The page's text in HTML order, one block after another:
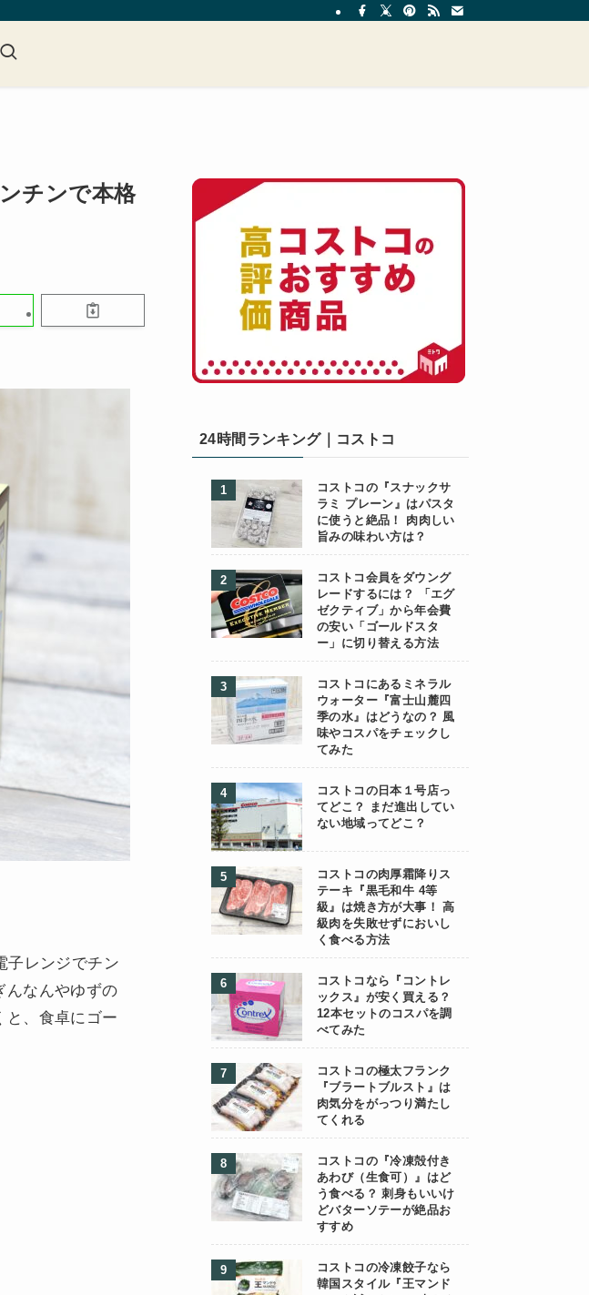
チンで本格
子レンジでチン
んなんやゆずの
、食卓にゴー
24時間ランキング｜コストコ
コストコの『スナックサ
ラミ プレーン』はパスタ
に使うと絶品！ 肉肉しい
旨みの味わい方は？
コストコ会員をダウング
レードするには？ 「エグ
ゼクティブ」から年会費
の安い「ゴールドスタ
ー」に切り替える方法
コストコにあるミネラル
ウォーター『富士山麓四
季の水』はどうなの？ 風
味やコスパをチェックし
てみた
コストコの日本１号店っ
てどこ？ まだ進出してい
ない地域ってどこ？
コストコの肉厚霜降りス
テーキ『黒毛和牛 4等
級』は焼き方が大事！ 高
級肉を失敗せずにおいし
く食べる方法
コストコなら『コントレ
ックス』が安く買える？
12本セットのコスパを調
べてみた
コストコの極太フランク
『ブラートブルスト』は
肉気分をがっつり満たし
てくれる
コストコの『冷凍殻付き
あわび（生食可）』はど
う食べる？ 刺身もいいけ
どバターソテーが絶品お
すすめ
コストコの冷凍餃子なら
韓国スタイル『王マンド